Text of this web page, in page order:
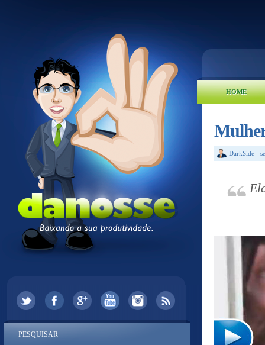
HOME
DarkSide -
PESQUISAR